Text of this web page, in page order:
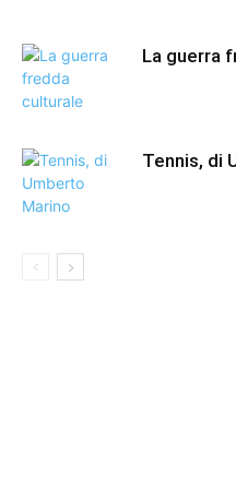
La guerra
Tennis, di